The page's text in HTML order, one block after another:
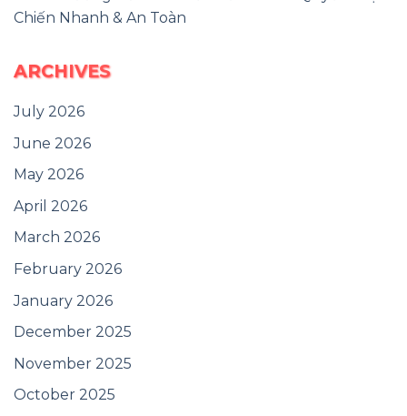
Chiến Nhanh & An Toàn
ARCHIVES
July 2026
June 2026
May 2026
April 2026
March 2026
February 2026
January 2026
December 2025
November 2025
October 2025